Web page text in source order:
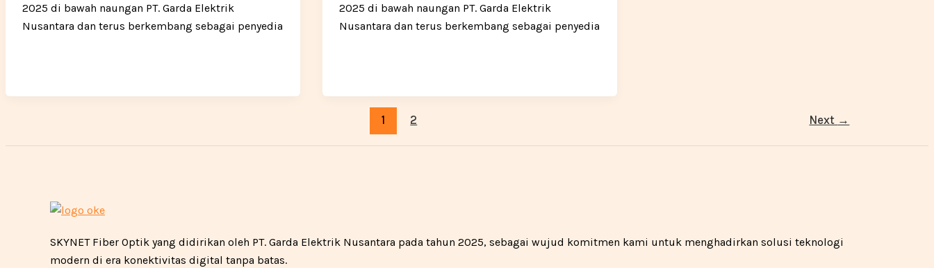
2025 di bawah naungan PT. Garda Elektrik
Nusantara dan terus berkembang sebagai penyedia
2025 di bawah naungan PT. Garda Elektrik
Nusantara dan terus berkembang sebagai penyedia
1 2 Next →
SKYNET Fiber Optik yang didirikan oleh PT. Garda Elektrik Nusantara pada tahun 2025, sebagai wujud komitmen kami untuk menghadirkan solusi teknologi
modern di era konektivitas digital tanpa batas.